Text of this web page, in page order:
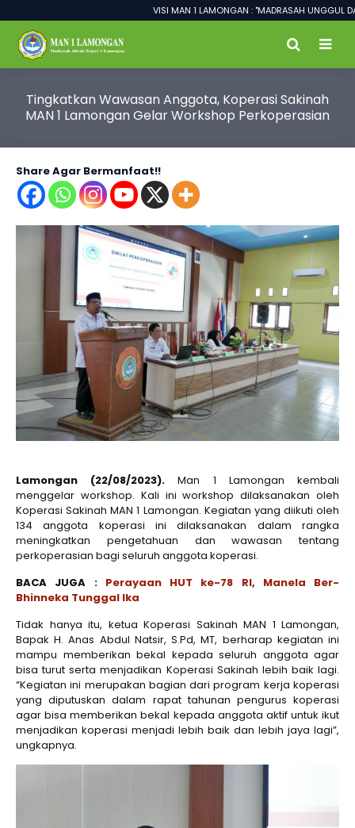
VISI MAN 1 LAMONGAN : "MADRASAH UNGGUL DALAM
Tingkatkan Wawasan Anggota, Koperasi Sakinah
MAN 1 Lamongan Gelar Workshop Perkoperasian
Share Agar Bermanfaat!!
Lamongan (22/08/2023). Man 1 Lamongan kembali
menggelar workshop. Kali ini workshop dilaksanakan oleh
Koperasi Sakinah MAN 1 Lamongan. Kegiatan yang diikuti oleh
134 anggota koperasi ini dilaksanakan dalam rangka
meningkatkan pengetahuan dan wawasan tentang
perkoperasian bagi seluruh anggota koperasi.
BACA JUGA : Perayaan HUT ke-78 RI, Manela Ber-
Bhinneka Tunggal Ika
Tidak hanya itu, ketua Koperasi Sakinah MAN 1 Lamongan,
Bapak H. Anas Abdul Natsir, S.Pd, MT, berharap kegiatan ini
mampu memberikan bekal kepada seluruh anggota agar
bisa turut serta menjadikan Koperasi Sakinah lebih baik lagi.
“Kegiatan ini merupakan bagian dari program kerja koperasi
yang diputuskan dalam rapat tahunan pengurus koperasi
agar bisa memberikan bekal kepada anggota aktif untuk ikut
menjadikan koperasi menjadi lebih baik dan lebih jaya lagi”,
ungkapnya.